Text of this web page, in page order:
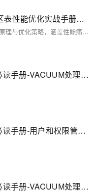
拯救海量数据：PostgreSQL分区表性能优化实战手册（附压测对比）
本文深入解析PostgreSQL分区表的核心原理与优化策略，涵盖性能痛点、实战案例及压测对比。首先阐述分区表作为继承表+路由规则的逻辑封装，分析分区裁剪失效、全局索引膨胀和VACUUM堆积三大性能杀手，并通过电商订单表崩溃事件说明旧分区维护的重要性。接着提出四维设计法优化分区策略，包括时间范围分区黄金法则与自动化维护体系。同时对比局部索引与全局索引性能，展示后者在特定场景下的优势。进一步探讨并行查询优化、冷热数据分层存储及故障复盘，解决分区锁竞争问题。
PolarDB for PostgreSQL 开源必读手册-VACUUM处理（上）
PolarDB for PostgreSQL 开源必读手册-用户和权限管理（中）
PolarDB for PostgreSQL 开源必读手册-VACUUM处理（中）